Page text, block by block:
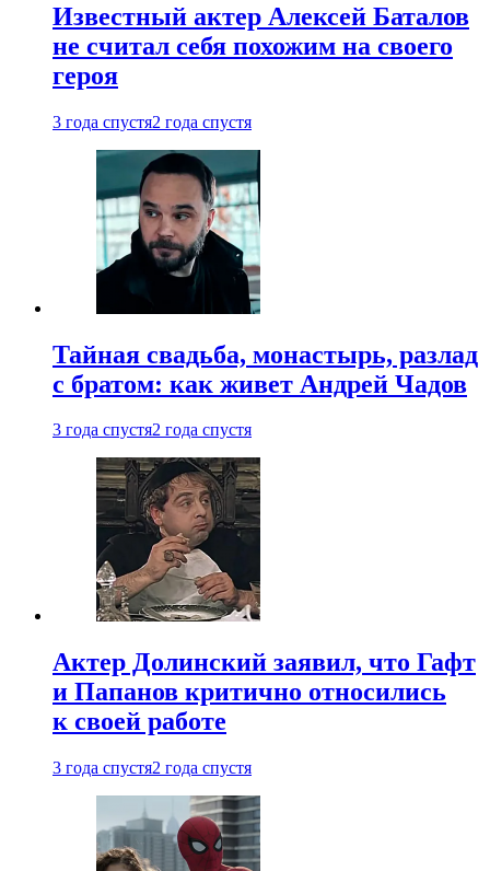
Известный актер Алексей Баталов
не считал себя похожим на своего
героя
3 года спустя2 года спустя
Тайная свадьба, монастырь, разлад
с братом: как живет Андрей Чадов
3 года спустя2 года спустя
Актер Долинский заявил, что Гафт
и Папанов критично относились
к своей работе
3 года спустя2 года спустя